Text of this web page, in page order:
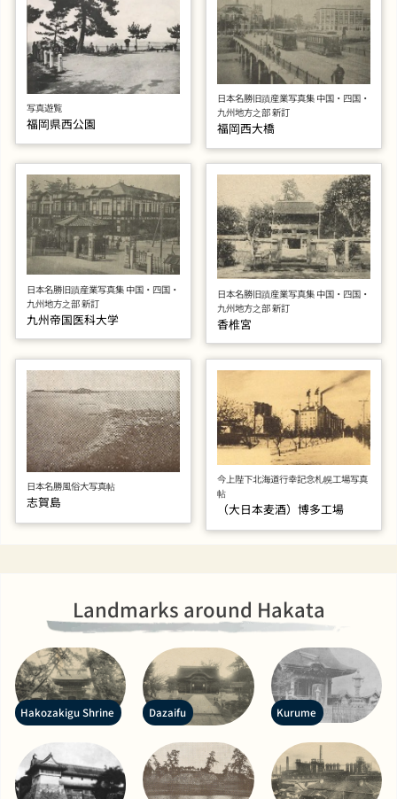
写真遊覧
福岡県西公園
日本名勝旧蹟産業写真集 中国・四国・
九州地方之部 新訂
福岡西大橋
日本名勝旧蹟産業写真集 中国・四国・
九州地方之部 新訂
九州帝国医科大学
日本名勝旧蹟産業写真集 中国・四国・
九州地方之部 新訂
香椎宮
日本名勝風俗大写真帖
志賀島
今上陛下北海道行幸記念札幌工場写真
帖
（大日本麦酒）博多工場
Landmarks around Hakata
Hakozakigu Shrine Dazaifu Kurume